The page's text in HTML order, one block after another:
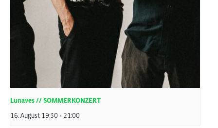
Lunaves // SOMMERKONZERT
16. August 19:30 - 21:00